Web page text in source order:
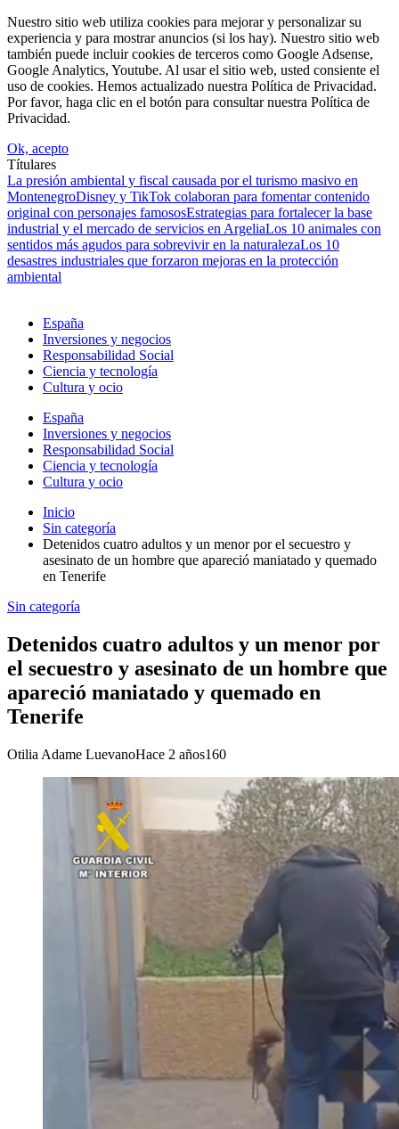
Nuestro sitio web utiliza cookies para mejorar y personalizar su
experiencia y para mostrar anuncios (si los hay). Nuestro sitio web
también puede incluir cookies de terceros como Google Adsense,
Google Analytics, Youtube. Al usar el sitio web, usted consiente el
uso de cookies. Hemos actualizado nuestra Política de Privacidad.
Por favor, haga clic en el botón para consultar nuestra Política de
Privacidad.
Ok, acepto
Títulares
La presión ambiental y fiscal causada por el turismo masivo en
MontenegroDisney y TikTok colaboran para fomentar contenido
original con personajes famososEstrategias para fortalecer la base
industrial y el mercado de servicios en ArgeliaLos 10 animales con
sentidos más agudos para sobrevivir en la naturalezaLos 10
desastres industriales que forzaron mejoras en la protección
ambiental
España
Inversiones y negocios
Responsabilidad Social
Ciencia y tecnología
Cultura y ocio
España
Inversiones y negocios
Responsabilidad Social
Ciencia y tecnología
Cultura y ocio
Inicio
Sin categoría
Detenidos cuatro adultos y un menor por el secuestro y
asesinato de un hombre que apareció maniatado y quemado
en Tenerife
Sin categoría
Detenidos cuatro adultos y un menor por
el secuestro y asesinato de un hombre que
apareció maniatado y quemado en
Tenerife
Otilia Adame LuevanoHace 2 años160